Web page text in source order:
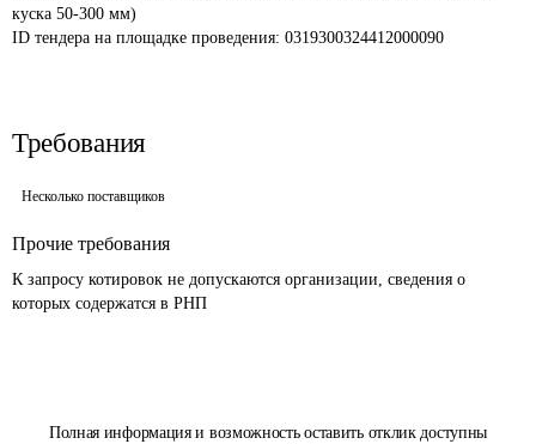
Полная информация и возможность оставить отклик доступны
куска 50-300 мм)
ID тендера на площадке проведения: 0319300324412000090
Требования
Несколько поставщиков
Прочие требования
К запросу котировок не допускаются организации, сведения о
которых содержатся в РНП